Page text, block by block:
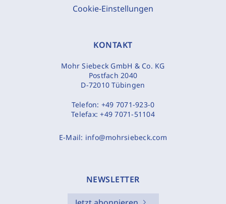
Cookie-Einstellungen
KONTAKT
Mohr Siebeck GmbH & Co. KG
Postfach 2040
D-72010 Tübingen
Telefon: +49 7071-923-0
Telefax:+49 7071-51104
E-Mail: info@mohrsiebeck.com
NEWSLETTER